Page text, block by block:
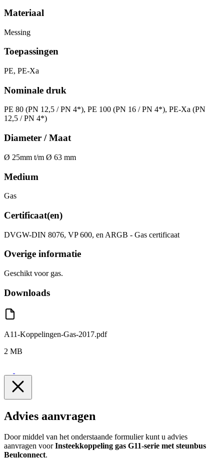
Materiaal
Messing
Toepassingen
PE, PE-Xa
Nominale druk
PE 80 (PN 12,5 / PN 4*), PE 100 (PN 16 / PN 4*), PE-Xa (PN
12,5 / PN 4*)
Diameter / Maat
Ø 25mm t/m Ø 63 mm
Medium
Gas
Certificaat(en)
DVGW-DIN 8076, VP 600, en ARGB - Gas certificaat
Overige informatie
Geschikt voor gas.
Downloads
A11-Koppelingen-Gas-2017.pdf
2 MB
Advies aanvragen
Door middel van het onderstaande formulier kunt u advies
aanvragen voorInsteekkoppeling gas G11-serie met steunbus
Beulconnect.